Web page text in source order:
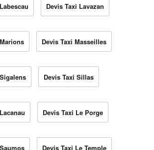
Devis Taxi Lavazan
Devis Taxi Masseilles
Devis Taxi Sillas
Devis Taxi Le Porge
Devis Taxi Le Temple